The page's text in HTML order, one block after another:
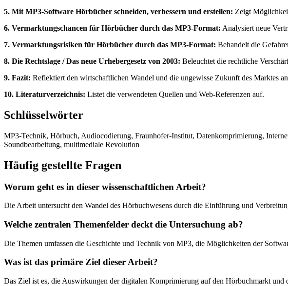
5. Mit MP3-Software Hörbücher schneiden, verbessern und erstellen: Zeigt
6. Vermarktungschancen für Hörbücher durch das MP3-Format: Analysiert neue
7. Vermarktungsrisiken für Hörbücher durch das MP3-Format: Behandelt die
8. Die Rechtslage / Das neue Urhebergesetz von 2003: Beleuchtet die rechtliche
9. Fazit: Reflektiert den wirtschaftlichen Wandel und die ungewisse Zukunft des Marktes
10. Literaturverzeichnis: Listet die verwendeten Quellen und Web-Referenzen auf.
Schlüsselwörter
MP3-Technik, Hörbuch, Audiocodierung, Fraunhofer-Institut, Datenkomprimierung,
Soundbearbeitung, multimediale Revolution
Häufig gestellte Fragen
Worum geht es in dieser wissenschaftlichen Arbeit?
Die Arbeit untersucht den Wandel des Hörbuchwesens durch die Einführung und
Welche zentralen Themenfelder deckt die Untersuchung ab?
Die Themen umfassen die Geschichte und Technik von MP3, die Möglichkeiten der
Was ist das primäre Ziel dieser Arbeit?
Das Ziel ist es, die Auswirkungen der digitalen Komprimierung auf den Hörbuchmarkt und